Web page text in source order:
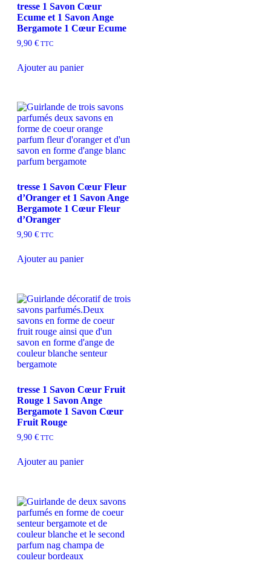
tresse 1 Savon Cœur
Ecume et 1 Savon Ange
Bergamote 1 Cœur Ecume
9,90 € TTC
Ajouter au panier
tresse 1 Savon Cœur Fleur
d’Oranger et 1 Savon Ange
Bergamote 1 Cœur Fleur
d’Oranger
9,90 € TTC
Ajouter au panier
tresse 1 Savon Cœur Fruit
Rouge 1 Savon Ange
Bergamote 1 Savon Cœur
Fruit Rouge
9,90 € TTC
Ajouter au panier